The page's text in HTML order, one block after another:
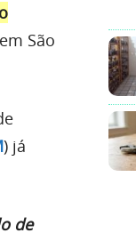
São
) já
de